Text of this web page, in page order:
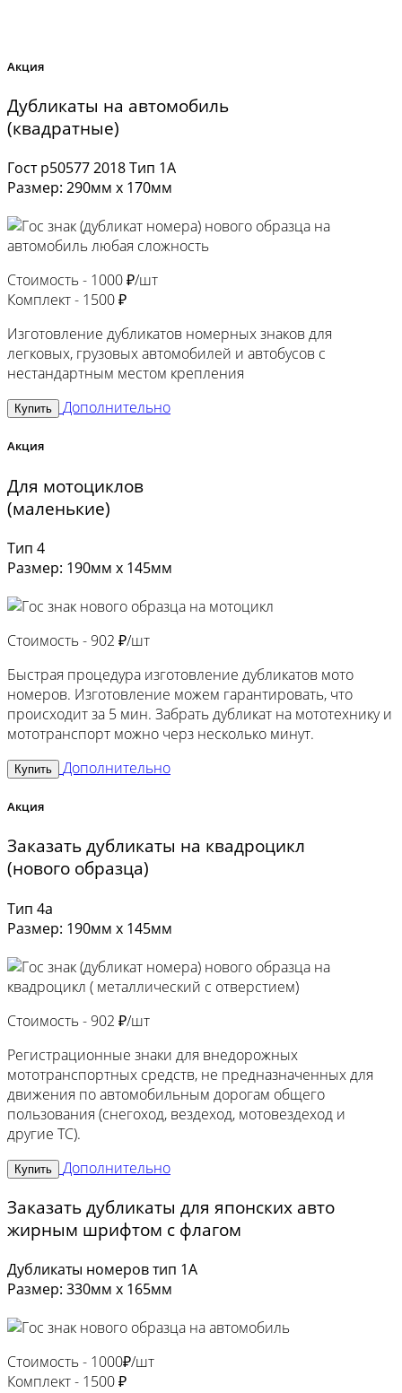
Акция
Дубликаты на автомобиль
(квадратные)
Гост р50577 2018 Тип 1А
Размер: 290мм х 170мм
Стоимость - 1000 ₽/шт
Комплект - 1500 ₽
Изготовление дубликатов номерных знаков для
легковых, грузовых автомобилей и автобусов с
нестандартным местом крепления
Купить Дополнительно
Акция
Для мотоциклов
(маленькие)
Тип 4
Размер: 190мм х 145мм
Стоимость - 902 ₽/шт
Быстрая процедура изготовление дубликатов мото
номеров. Изготовление можем гарантировать, что
происходит за 5 мин. Забрать дубликат на мототехнику и
мототранспорт можно черз несколько минут.
Купить Дополнительно
Акция
Заказать дубликаты на квадроцикл
(нового образца)
Тип 4а
Размер: 190мм х 145мм
Стоимость - 902 ₽/шт
Регистрационные знаки для внедорожных
мототранспортных средств, не предназначенных для
движения по автомобильным дорогам общего
пользования (снегоход, вездеход, мотовездеход и
другие ТС).
Купить Дополнительно
Заказать дубликаты для японских авто
жирным шрифтом с флагом
Дубликаты номеров тип 1А
Размер: 330мм х 165мм
Стоимость - 1000₽/шт
Комплект - 1500 ₽